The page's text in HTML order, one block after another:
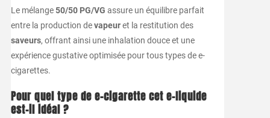
Le mélange50/50 PG/VG assure un équilibre parfait
entre la production devapeuret la restitution des
saveurs, offrant ainsi une inhalation douce et une
expérience gustative optimisée pour tous types de e-
cigarettes.
Pour quel type de e-cigarettecet e-liquide
est-il idéal ?